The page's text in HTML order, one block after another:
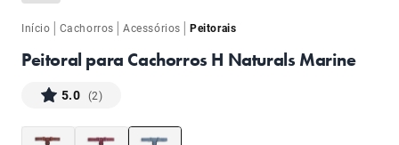
Início | Cachorros |Acessórios |Peitorais
Peitoral para Cachorros H Naturals Marine
5.0 (2)